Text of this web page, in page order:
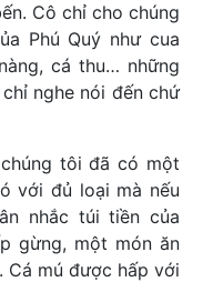
Cô chỉ cho chúng
Phú Quý như cua
cá thu… những
nghe nói đến chứ
tôi đã có một
với đủ loại mà nếu
nhắc túi tiền của
gừng, một món ăn
Cá mú được hấp với